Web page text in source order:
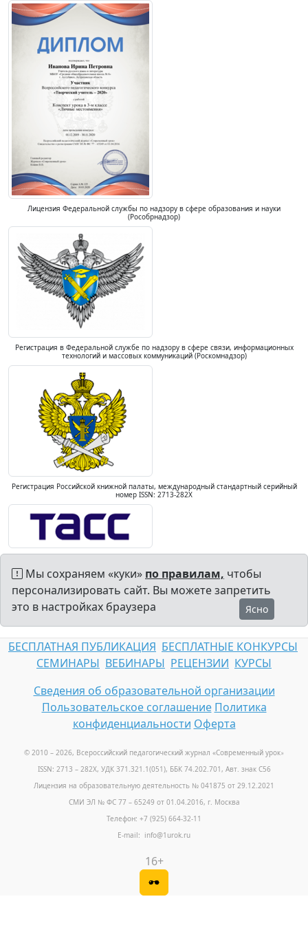
Лицензия Федеральной службы по надзору в сфере образования и науки
(Рособрнадзор)
Регистрация в Федеральной службе по надзору в сфере связи, информационных
технологий и массовых коммуникаций (Роскомнадзор)
Регистрация Российской книжной палаты, международный стандартный серийный
номер ISSN: 2713-282X
Мы сохраняем «куки» по правилам, чтобы
персонализировать сайт. Вы можете запретить
это в настройках браузера
Ясно
БЕСПЛАТНАЯ ПУБЛИКАЦИЯ БЕСПЛАТНЫЕ КОНКУРСЫ
СЕМИНАРЫ ВЕБИНАРЫ РЕЦЕНЗИИ КУРСЫ
Сведения об образовательной организации
Пользовательское соглашение Политика
конфиденциальности Оферта
© 2010 – 2026, Всероссийский педагогический журнал «Современный урок»
ISSN: 2713 – 282X, УДК 371.321.1(051), ББК 74.202.701, Авт. знак С56
Лицензия на образовательную деятельность № 041875 от 29.12.2021
СМИ ЭЛ № ФС 77 – 65249 от 01.04.2016, г. Москва
Телефон: +7 (925) 664-32-11
E-mail: info@1urok.ru
16+